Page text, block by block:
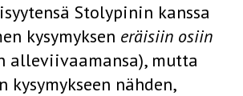
Stolypinin kanssa
kysymyksen eräisiin osiin
alleviivaamansa), mutta
kysymykseen nähden,